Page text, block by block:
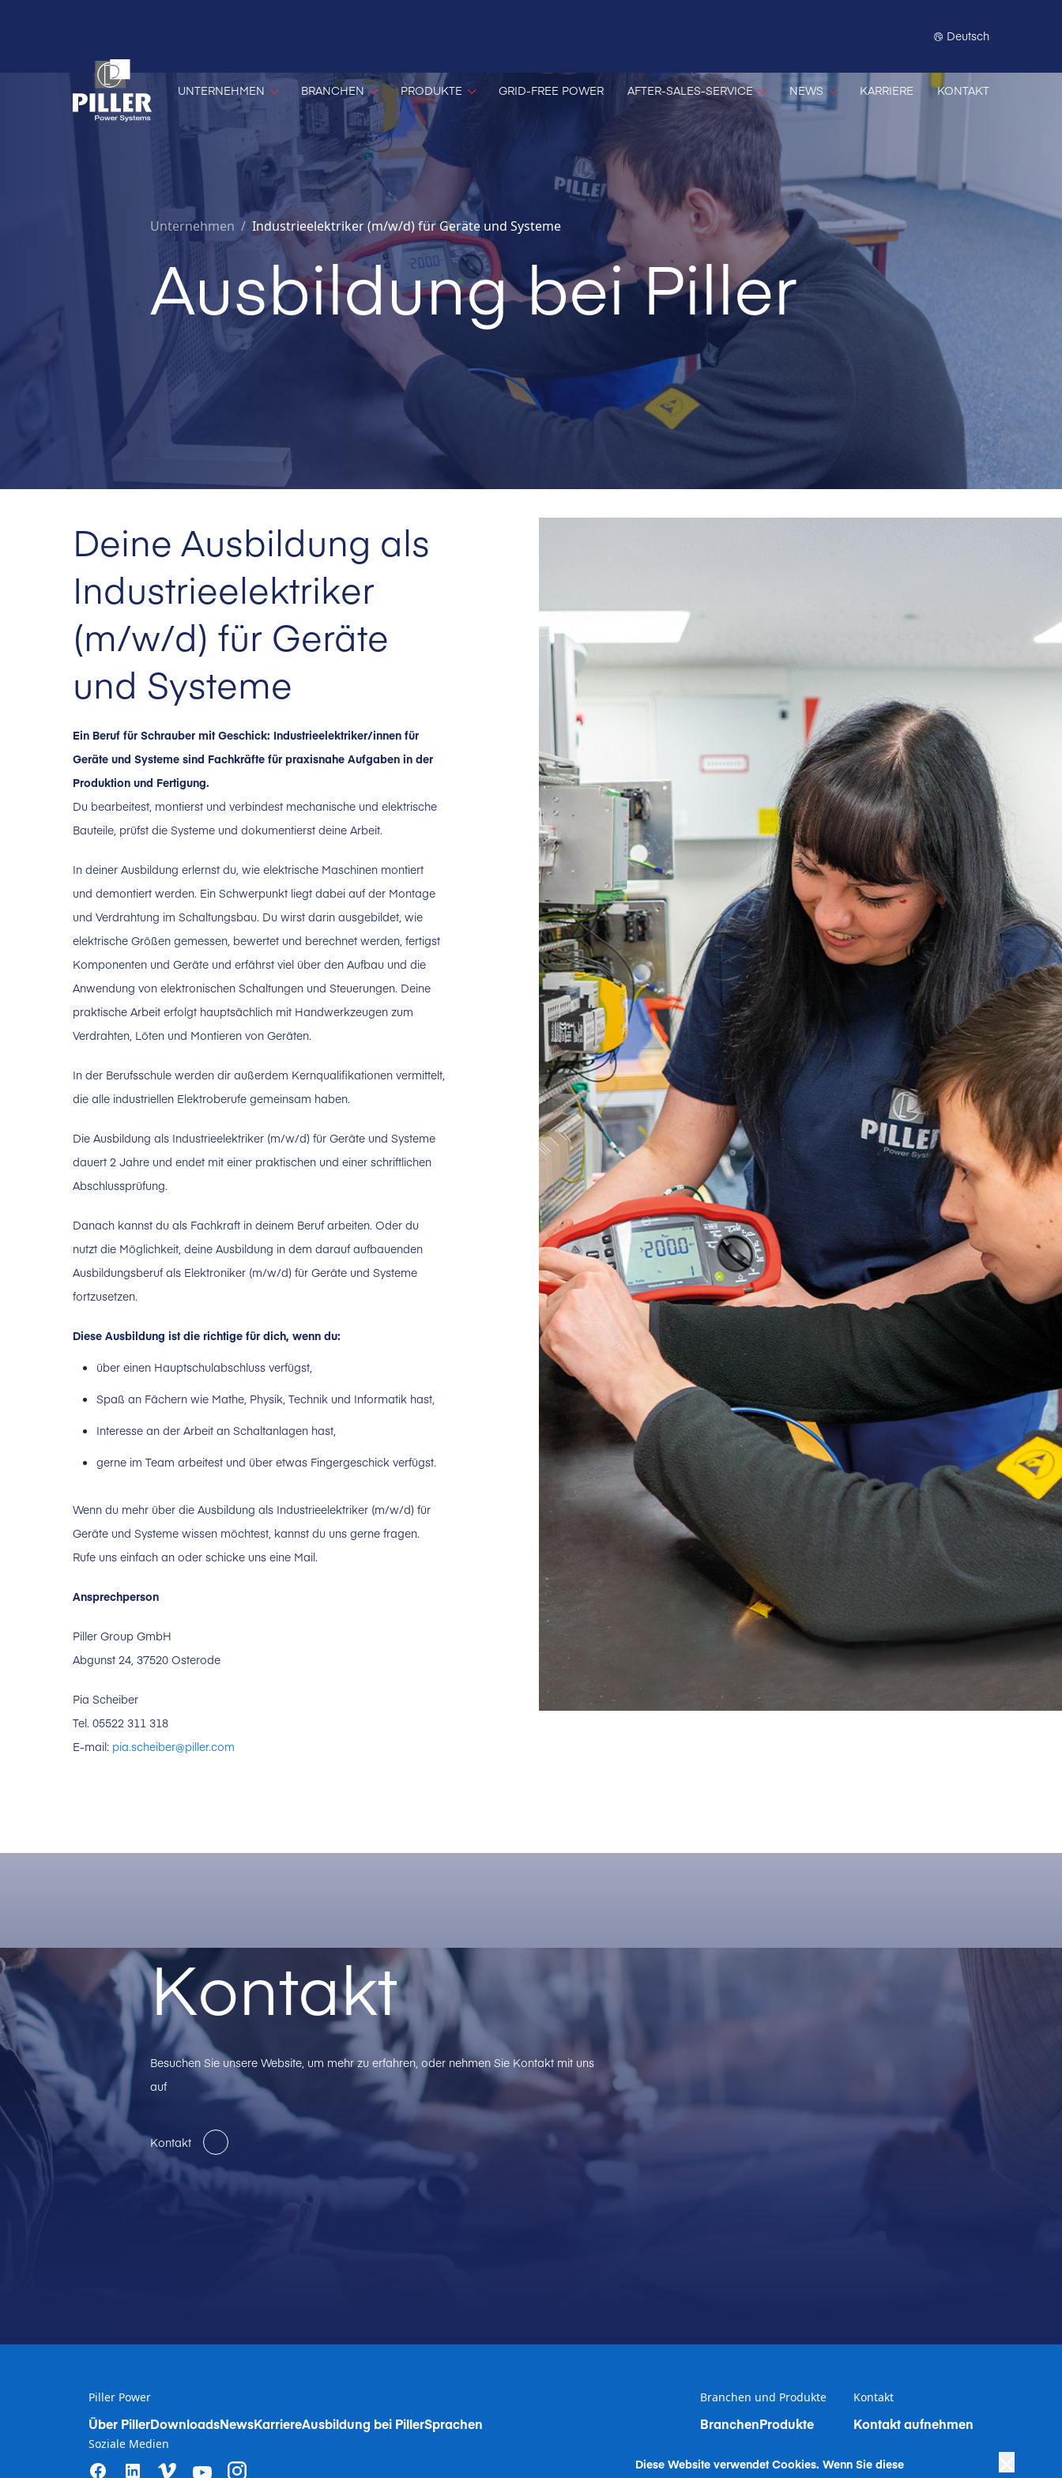
Diese Website verwendet Cookies. Wenn Sie diese
Deutsch
UNTERNEHMEN BRANCHEN PRODUKTE GRID-FREE POWER AFTER-SALES-SERVICE NEWS KARRIERE KONTAKT
Unternehmen / Industrieelektriker (m/w/d) für Geräte und Systeme
Ausbildung bei Piller
Deine Ausbildung als
Industrieelektriker
(m/w/d) für Geräte
und Systeme
Ein Beruf für Schrauber mit Geschick: Industrieelektriker/innen für
Geräte und Systeme sind Fachkräfte für praxisnahe Aufgaben in der
Produktion und Fertigung.
Du bearbeitest, montierst und verbindest mechanische und elektrische
Bauteile, prüfst die Systeme und dokumentierst deine Arbeit.
In deiner Ausbildung erlernst du, wie elektrische Maschinen montiert
und demontiert werden. Ein Schwerpunkt liegt dabei auf der Montage
und Verdrahtung im Schaltungsbau. Du wirst darin ausgebildet, wie
elektrische Größen gemessen, bewertet und berechnet werden, fertigst
Komponenten und Geräte und erfährst viel über den Aufbau und die
Anwendung von elektronischen Schaltungen und Steuerungen. Deine
praktische Arbeit erfolgt hauptsächlich mit Handwerkzeugen zum
Verdrahten, Löten und Montieren von Geräten.
In der Berufsschule werden dir außerdem Kernqualifikationen vermittelt,
die alle industriellen Elektroberufe gemeinsam haben.
Die Ausbildung als Industrieelektriker (m/w/d) für Geräte und Systeme
dauert 2 Jahre und endet mit einer praktischen und einer schriftlichen
Abschlussprüfung.
Danach kannst du als Fachkraft in deinem Beruf arbeiten. Oder du
nutzt die Möglichkeit, deine Ausbildung in dem darauf aufbauenden
Ausbildungsberuf als Elektroniker (m/w/d) für Geräte und Systeme
fortzusetzen.
Diese Ausbildung ist die richtige für dich, wenn du:
über einen Hauptschulabschluss verfügst,
Spaß an Fächern wie Mathe, Physik, Technik und Informatik hast,
Interesse an der Arbeit an Schaltanlagen hast,
gerne im Team arbeitest und über etwas Fingergeschick verfügst.
Wenn du mehr über die Ausbildung als Industrieelektriker (m/w/d) für
Geräte und Systeme wissen möchtest, kannst du uns gerne fragen.
Rufe uns einfach an oder schicke uns eine Mail.
Ansprechperson
Piller Group GmbH
Abgunst 24, 37520 Osterode
Pia Scheiber
Tel. 05522 311 318
E-mail: pia.scheiber@piller.com
Kontakt
Besuchen Sie unsere Website, um mehr zu erfahren, oder nehmen Sie Kontakt mit uns
auf
Kontakt
Piller Power
Über PillerDownloadsNewsKarriereAusbildung bei PillerSprachen
Branchen und Produkte
BranchenProdukte
Kontakt
Kontakt aufnehmen
Soziale Medien